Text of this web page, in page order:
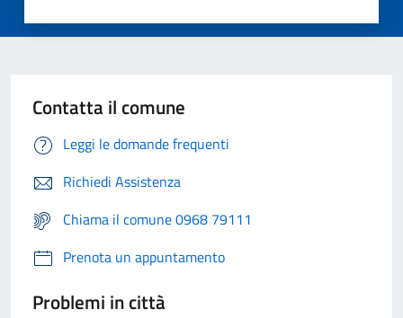
Contatta il comune
Leggi le domande frequenti
Richiedi Assistenza
Chiama il comune 0968 79111
Prenota un appuntamento
Problemi in città